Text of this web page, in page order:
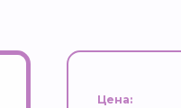
Цена: